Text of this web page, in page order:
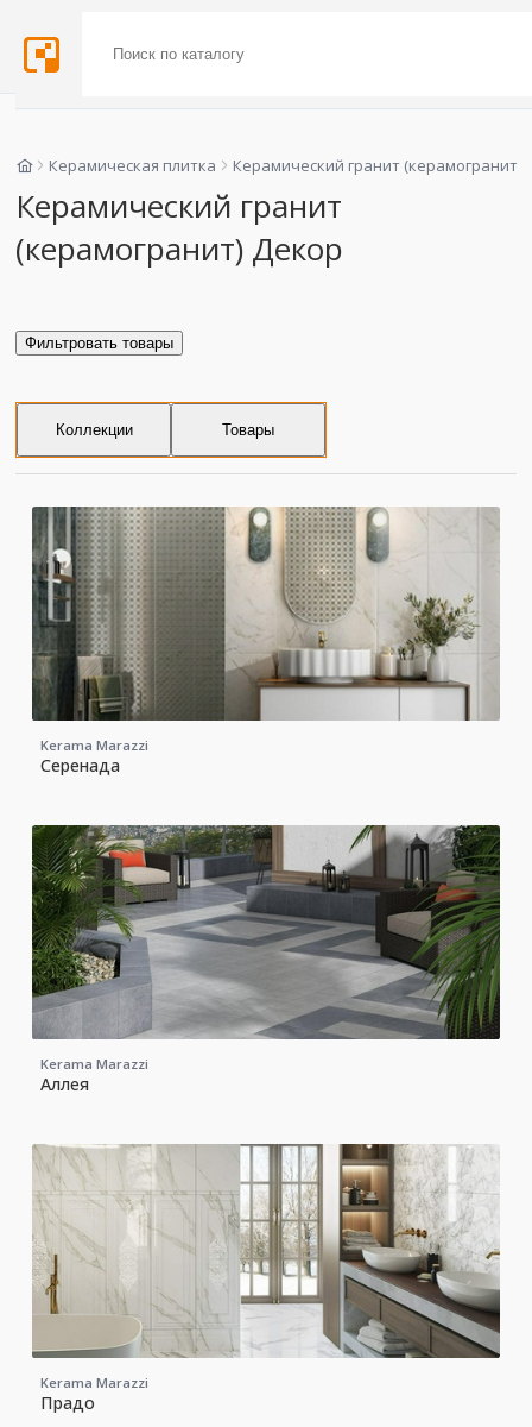
Керамическая плитка Керамический гранит (керамогранит)
Керамический гранит
(керамогранит) Декор
Фильтровать товары
Коллекции Товары
Kerama Marazzi
Серенада
Kerama Marazzi
Аллея
Kerama Marazzi
Прадо